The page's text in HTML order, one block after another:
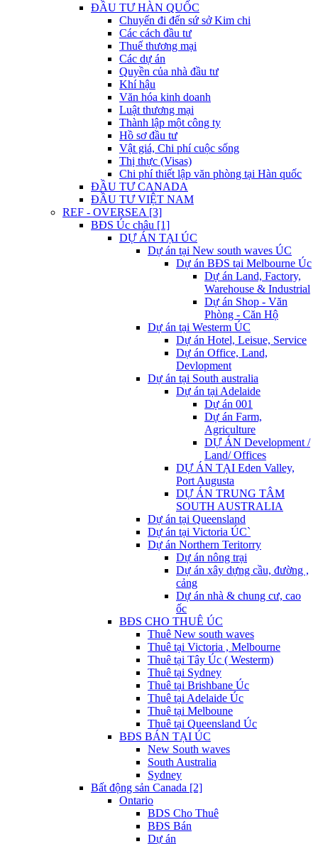
ĐẦU TƯ HÀN QUỐC
Chuyến đi đến sứ sở Kim chi
Các cách đầu tư
Thuế thương mại
Các dự án
Quyền của nhà đầu tư
Khí hậu
Văn hóa kinh doanh
Luật thương mại
Thành lập một công ty
Hồ sơ đầu tư
Vật giá, Chi phí cuộc sống
Thị thực (Visas)
Chi phí thiết lập văn phòng tại Hàn quốc
ĐẦU TƯ CANADA
ĐẦU TƯ VIỆT NAM
REF - OVERSEA [3]
BĐS Úc châu [1]
DỰ ÁN TẠI ÚC
Dự án tại New south waves ÚC
Dự án BĐS tại Melbourne Úc
Dự án Land, Factory,
Warehouse & Industrial
Dự án Shop - Văn
Phòng - Căn Hộ
Dự án tại Westerm ÚC
Dự án Hotel, Leisue, Service
Dự án Office, Land,
Devlopment
Dự án tại South australia
Dự án tại Adelaide
Dự án 001
Dự án Farm,
Agriculture
DỰ ÁN Development /
Land/ Offices
DỰ ÁN TẠI Eden Valley,
Port Augusta
DỰ ÁN TRUNG TÂM
SOUTH AUSTRALIA
Dự án tại Queensland
Dự án tại Victoria ÚC`
Dự án Northern Teritorry
Dự án nông trại
Dự án xây dựng cầu, đường ,
cảng
Dự án nhà & chung cư, cao
ốc
BĐS CHO THUÊ ÚC
Thuê New south waves
Thuê tại Victoria , Melbourne
Thuê tại Tây Úc ( Westerm)
Thuê tại Sydney
Thuê tại Brishbane Úc
Thuê tại Adelaide Úc
Thuê tại Melboune
Thuê tại Queensland Úc
BĐS BÁN TẠI ÚC
New South waves
South Australia
Sydney
Bất động sản Canada [2]
Ontario
BDS Cho Thuê
BĐS Bán
Dự án